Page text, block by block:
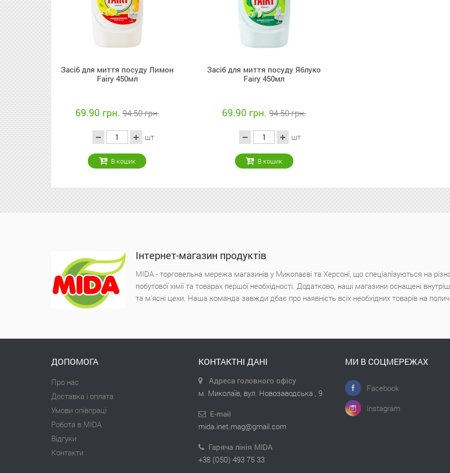
Засіб для миття посуду Лимон
Fairy 450мл
69.90 грн.94.50 грн.
шт
В кошик
Засіб для миття посуду Яблуко
Fairy 450мл
69.90 грн.94.50 грн.
шт
В кошик
Інтернет-магазин продуктів
MIDA - торговельна мережа магазинів у Миколаєві та Херсоні, що спеціалізуються на
побутової хімії та товарах першої необхідності. Додатково, наші магазини оснащені
та м'ясні цехи. Наша команда завжди дбає про наявність всіх необхідних товарів на
ДОПОМОГА
Про нас
Доставка і оплата
Умови співпраці
Робота в MIDA
Відгуки
Контакти
КОНТАКТНІ ДАНІ
Адреса головного офісу
м. Миколаїв, вул. Новозаводська , 9
E-mail
mida.inet.mag@gmail.com
Гаряча лінія MIDA
+38 (050) 493 75 33
МИ В СОЦМЕРЕЖАХ
Facebook
Instagram